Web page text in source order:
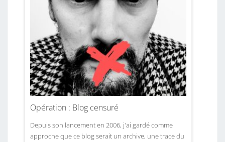
Opération : Blog censuré
Depuis son lancement en 2006, j'ai gardé comme
approche que ce blog serait un archive, une trace du